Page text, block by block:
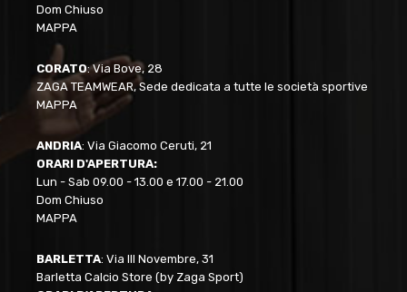
Dom Chiuso
MAPPA
CORATO: Via Bove, 28
ZAGA TEAMWEAR, Sede dedicata a tutte le società sportive
MAPPA
ANDRIA: Via Giacomo Ceruti, 21
ORARI D'APERTURA:
Lun - Sab 09.00 - 13.00 e 17.00 - 21.00
Dom Chiuso
MAPPA
BARLETTA: Via III Novembre, 31
Barletta Calcio Store (by Zaga Sport)